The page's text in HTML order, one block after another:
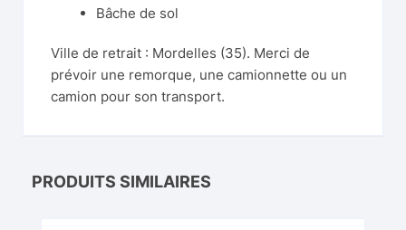
Bâche de sol
Ville de retrait : Mordelles (35). Merci de
prévoir une remorque, une camionnette ou un
camion pour son transport.
PRODUITS SIMILAIRES